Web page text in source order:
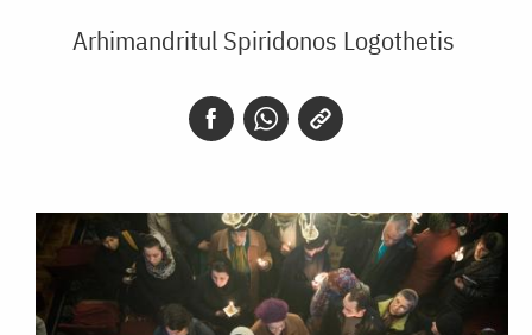
Arhimandritul Spiridonos Logothetis